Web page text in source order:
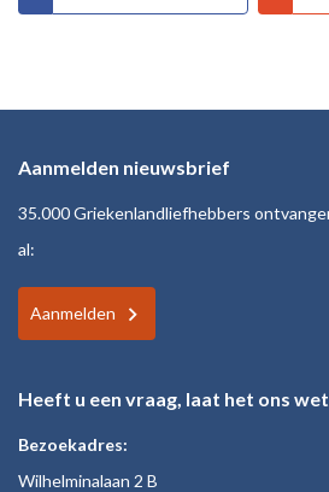
Aanmelden nieuwsbrief
35.000 Griekenlandliefhebbers
al:
Aanmelden
Heeft u een vraag, laat het ons
Bezoekadres:
Wilhelminalaan 2 B